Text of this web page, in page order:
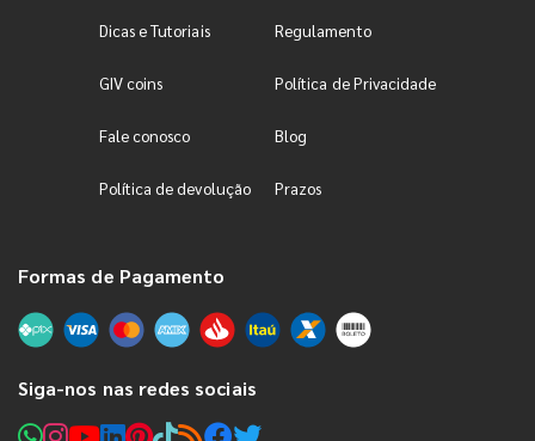
Dicas e Tutoriais Regulamento
GIV coins Política de Privacidade
Fale conosco Blog
Política de devolução Prazos
Formas de Pagamento
Siga-nos nas redes sociais